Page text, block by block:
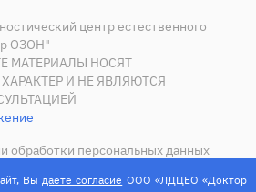
центр естественного
ОЗОН"
МАТЕРИАЛЫ НОСЯТ
И НЕ ЯВЛЯЮТСЯ
обработки персональных данных
и запретах на обработку
Вы даете согласие ООО «ЛДЦЕО «Доктор